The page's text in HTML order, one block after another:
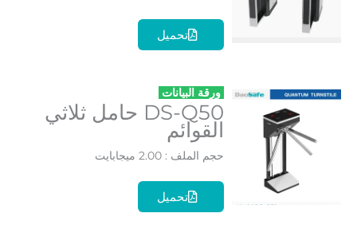
تحميل
ورقة البيانات
DS-Q50 حامل ثلاثي
القوائم
حجم الملف : 2.00 ميجابايت
تحميل